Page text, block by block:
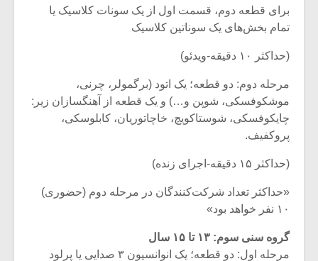
برای قطعه دوم، قسمت اول از یک سونات کلاسیک یا
تمام بخش‌های یک سوناتین کلاسیک
(حداکثر ۱۰ دقیقه-ویدئو)
مرحله دوم: دو قطعه؛ یک اتود (برگمولر، چرنی،
موشکوفسکی، شوپن و…) و یک قطعه از آهنگسازان زیر:
چایکوفسکی، شوستاکویچ، خاچاتوریان، کابلوسکی،
پروکفیف.
(حداکثر ۱۵ دقیقه-اجرای زنده)
«حداکثر تعداد شرکت‌کنندگان در مرحله دوم (حضوری)
۱۰ نفر خواهد بود»
گروه سنی سوم: ۱۳ تا ۱۵ سال
مرحله اول: دو قطعه؛ یک انوانسیون ۳ صدایی یا پرلود
میکلوش روژا
شیش و نیم»
اگر نمی توانی
مشهورترین باشی،
بدنام ترین باش
سکانسی